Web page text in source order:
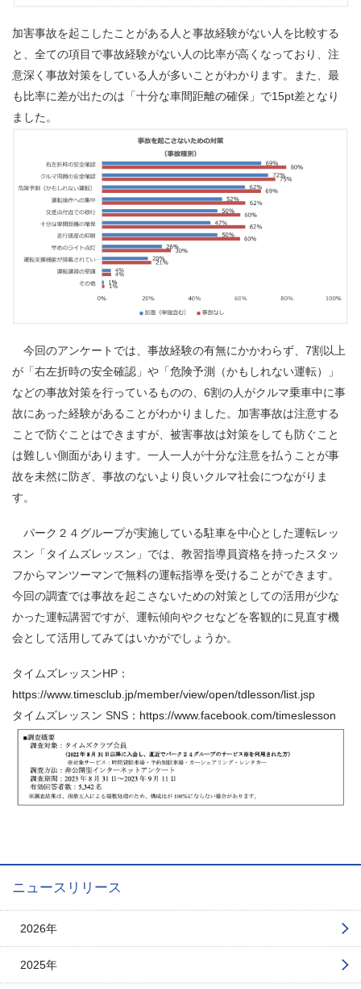
加害事故を起こしたことがある人と事故経験がない人を比較する
と、全ての項目で事故経験がない人の比率が高くなっており、注
意深く事故対策をしている人が多いことがわかります。また、最
も比率に差が出たのは「十分な車間距離の確保」で15pt差となり
ました。
今回のアンケートでは、事故経験の有無にかかわらず、7割以上
が「右左折時の安全確認」や「危険予測（かもしれない運転）」
などの事故対策を行っているものの、6割の人がクルマ乗車中に事
故にあった経験があることがわかりました。加害事故は注意する
ことで防ぐことはできますが、被害事故は対策をしても防ぐこと
は難しい側面があります。一人一人が十分な注意を払うことが事
故を未然に防ぎ、事故のないより良いクルマ社会につながりま
す。
パーク２４グループが実施している駐車を中心とした運転レッ
スン「タイムズレッスン」では、教習指導員資格を持ったスタッ
フからマンツーマンで無料の運転指導を受けることができます。
今回の調査では事故を起こさないための対策としての活用が少な
かった運転講習ですが、運転傾向やクセなどを客観的に見直す機
会として活用してみてはいかがでしょうか。
タイムズレッスンHP：
https://www.timesclub.jp/member/view/open/tdlesson/list.jsp
タイムズレッスン SNS ： https://www.facebook.com/timeslesson
ニュースリリース
2026年
2025年